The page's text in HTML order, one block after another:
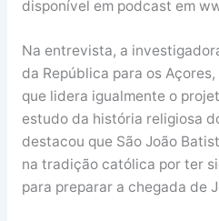
disponível em podcast em
Na entrevista, a
da República para os
que lidera igualmente o
estudo da história religiosa
destacou que São João
na tradição católica por ter
para preparar a chegada de